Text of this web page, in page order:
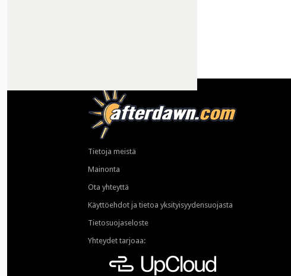
Tietoja meistä
Mainonta
Ota yhteyttä
Käyttöehdot ja tietoa yksityisyydensuojasta
Tietosuojaseloste
Yhteydet tarjoaa: